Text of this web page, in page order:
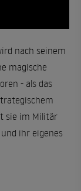
nach seinem
magische
- als das
sie im Militär
ihr eigenes